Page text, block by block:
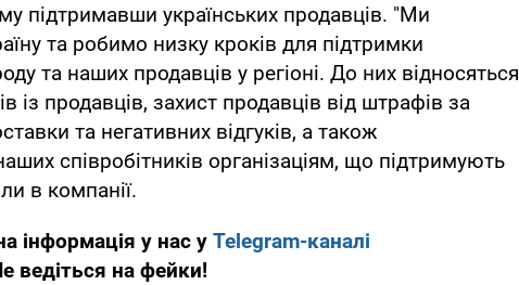
підтримавши українських продавців. "Ми
та робимо низку кроків для підтримки
та наших продавців у регіоні. До них відносяться
із продавців, захист продавців від штрафів за
та негативних відгуків, а також
співробітників організаціям, що підтримують
в компанії.
інформація у нас у Telegram-каналі
ведіться на фейки!